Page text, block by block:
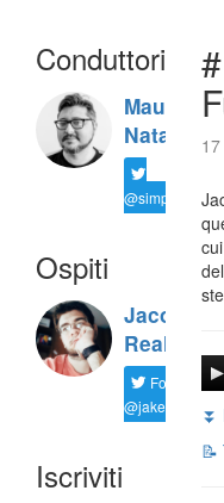
Conduttori
Maurizio
Natali
@simplemal
Ospiti
Jacopo
Reale
Follow
@jakereale
Iscriviti
📝